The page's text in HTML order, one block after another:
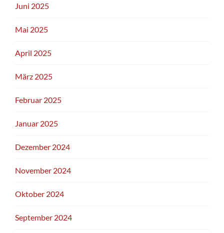
Juni 2025
Mai 2025
April 2025
März 2025
Februar 2025
Januar 2025
Dezember 2024
November 2024
Oktober 2024
September 2024